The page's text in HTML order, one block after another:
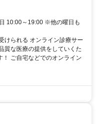
10:00～19:00 ※他の曜日も
けられる オンライン診療サー
質な医療の提供をしていくた
ご自宅などでのオンライン